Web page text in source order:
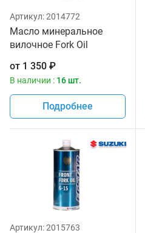
Артикул:2014772
Масло минеральное
вилочное Fork Oil
Maxima 1 литр
от 1 350 ₽
В наличии : 16 шт.
Подробнее
Артикул:2015763